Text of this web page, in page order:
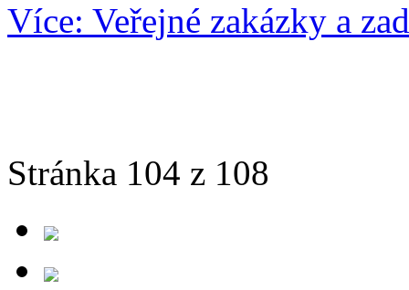
Více: Veřejné zakázky a
Stránka 104 z 108